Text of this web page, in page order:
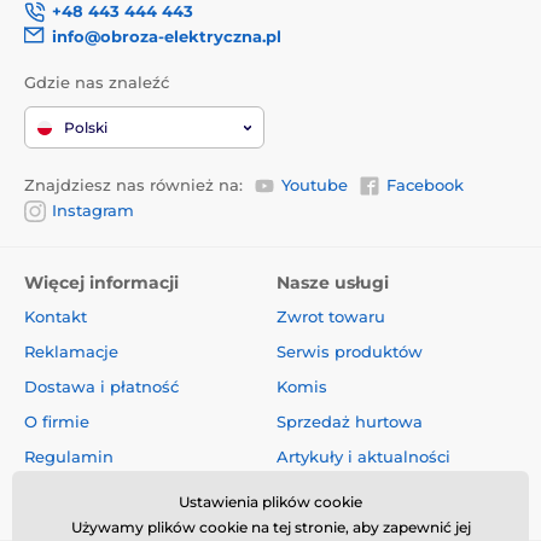
+48 443 444 443
info@obroza-elektryczna.pl
Gdzie nas znaleźć
Polski
Znajdziesz nas również na: Youtube
Facebook
Instagram
Więcej informacji
Kontakt
Reklamacje
Dostawa i płatność
O firmie
Regulamin
Nasze usługi
Zwrot towaru
Serwis produktów
Komis
Sprzedaż hurtowa
Artykuły i aktualności
Ustawienia plików cookie
Używamy plików cookie na tej stronie, aby zapewnić jej